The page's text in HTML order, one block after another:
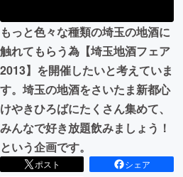
まちづくり・地域活性化
CAMPFIRE for Social Good
CAMPFIREふるさと納税
もっと色々な種類の埼玉の地酒に
触れてもらう為【埼玉地酒フェア
2013】を開催したいと考えていま
す。埼玉の地酒をさいたま新都心
けやきひろばにたくさん集めて、
みんなで好き放題飲みましょう！
という企画です。
ポスト
シェア